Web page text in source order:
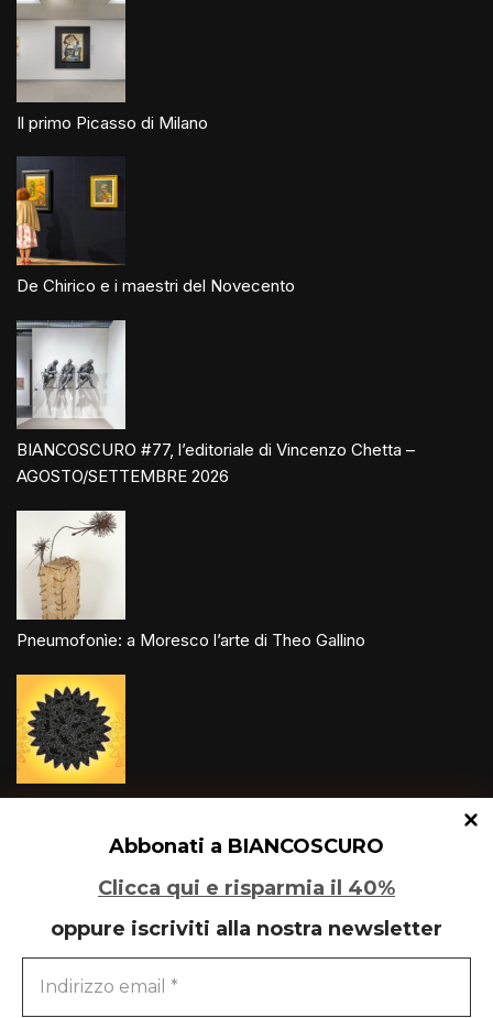
Abbonati a BIANCOSCURO
Clicca qui e risparmia il 40%
oppure iscriviti alla nostra newsletter
Il primo Picasso di Milano
De Chirico e i maestri del Novecento
BIANCOSCURO #77, l’editoriale di Vincenzo Chetta –
AGOSTO/SETTEMBRE 2026
Pneumofonìe: a Moresco l’arte di Theo Gallino
Un glitch quantico tra Varese e Maleo